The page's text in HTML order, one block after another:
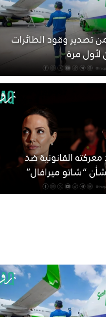
تصدير وقود الطائرات
لأول مرة
القانونية ضد
“شاتو ميرافال”